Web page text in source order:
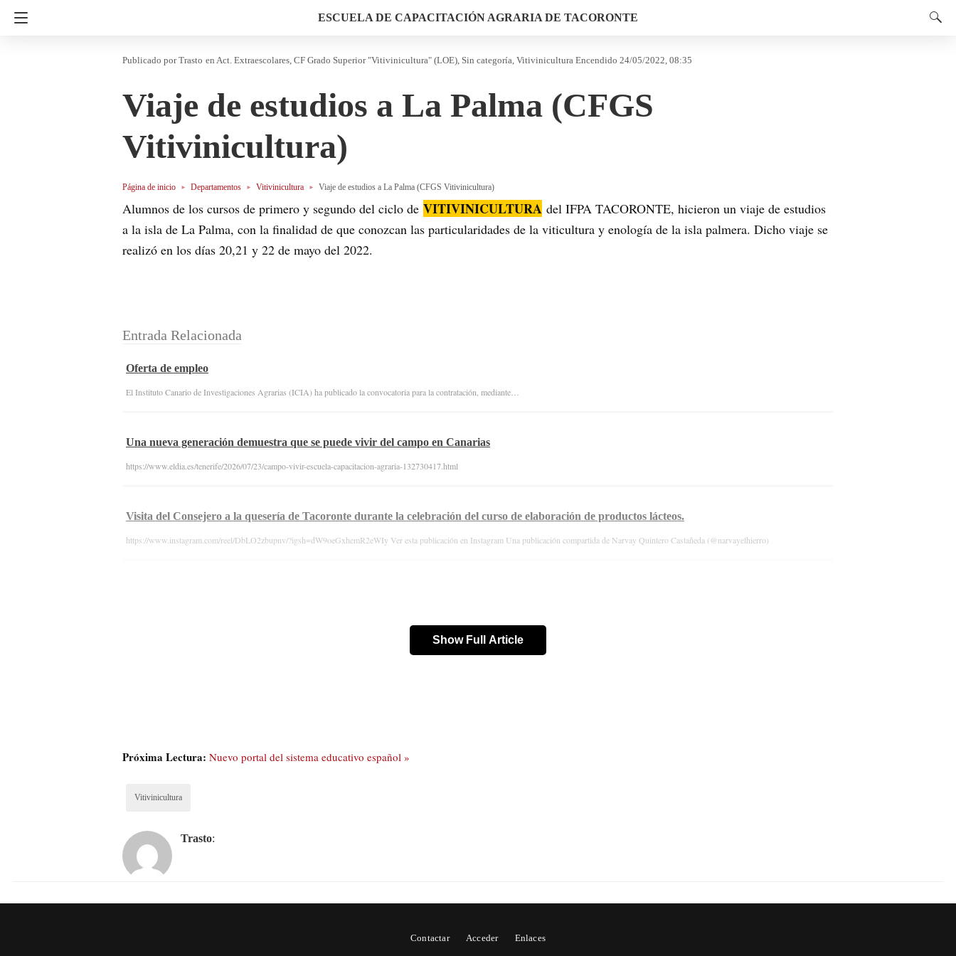
ESCUELA DE CAPACITACIÓN AGRARIA DE TACORONTE
Trasto en Act. Extraescolares CF Grado Superior "Vitivinicultura" (LOE) Sin categoría Vitivinicultura Encendido 24/05/2022, 08:35
Viaje de estudios a La Palma (CFGS
Vitivinicultura)
Página de inicio Departamentos Vitivinicultura Viaje de estudios a La Palma (CFGS Vitivinicultura)
Alumnos de los cursos de primero y segundo del ciclo de VITIVINICULTURA del IFPA TACORONTE, hicieron un viaje de estudios
a la isla de La Palma, con la finalidad de que conozcan las particularidades de la viticultura y enología de la isla palmera. Dicho viaje se
realizó en los días 20,21 y 22 de mayo del 2022.
Entrada Relacionada
Oferta de empleo
El Instituto Canario de Investigaciones Agrarias (ICIA) ha publicado la convocatoria para la contratación, mediante…
Una nueva generación demuestra que se puede vivir del campo en Canarias
https://www.eldia.es/tenerife/2026/07/23/campo-vivir-escuela-capacitacion-agraria-132730417.html
Visita del Consejero a la quesería de Tacoronte durante la celebración del curso de elaboración de productos lácteos.
https://www.instagram.com/reel/DbLO2zbupnv/?igsh=dW9oeGxhemR2eWIy Ver esta publicación en Instagram Una publicación compartida de Narvay Quintero Castañeda (@narvayelhierro)
Show Full Article
Próxima Lectura: Nuevo portal del sistema educativo español »
Vitivinicultura
Trasto:
Contactar Acceder Enlaces